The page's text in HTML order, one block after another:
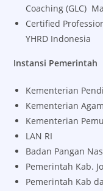
Coaching (GLC)
Certified
YHRD Indonesia
Instansi Pemerintah
Kementerian
Kementerian
Kementerian
LAN RI
Badan Pangan
Pemerintah Kab.
Pemerintah Kab